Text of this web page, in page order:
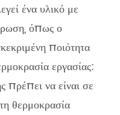
ένα υλικό με
όπως ο
ποιότητα
εργασίας:
πρέπει να είναι σε
θερμοκρασία